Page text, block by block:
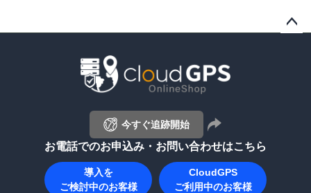
今すぐ追跡開始
お電話でのお申込み・お問い合わせはこちら
導入を
ご検討中のお客様
CloudGPS
ご利用中のお客様